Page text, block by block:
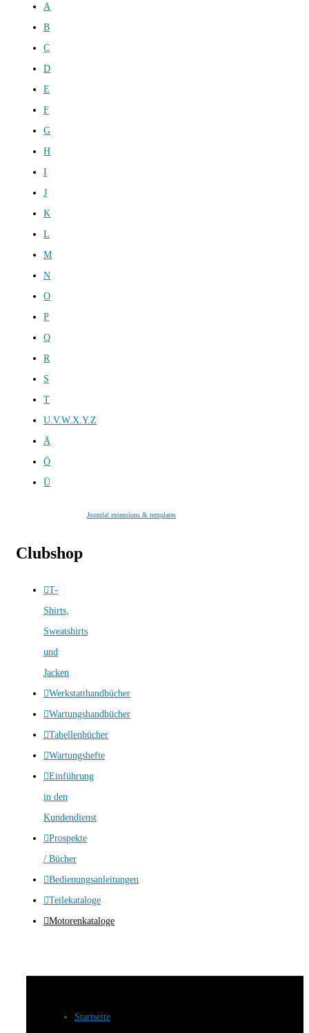
A
B
C
D
E
F
G
H
I
J
K
L
M
N
O
P
Q
R
S
T
U.V.W.X.Y.Z
Ä
Ö
Ü
Joomla! extensions & templates
Clubshop
T-
Shirts,
Sweatshirts
und
Jacken
Werkstatthandbücher
Wartungshandbücher
Tabellenbücher
Wartungshefte
Einführung
in den
Kundendienst
Prospekte
/ Bücher
Bedienungsanleitungen
Teilekataloge
Motorenkataloge
Startseite